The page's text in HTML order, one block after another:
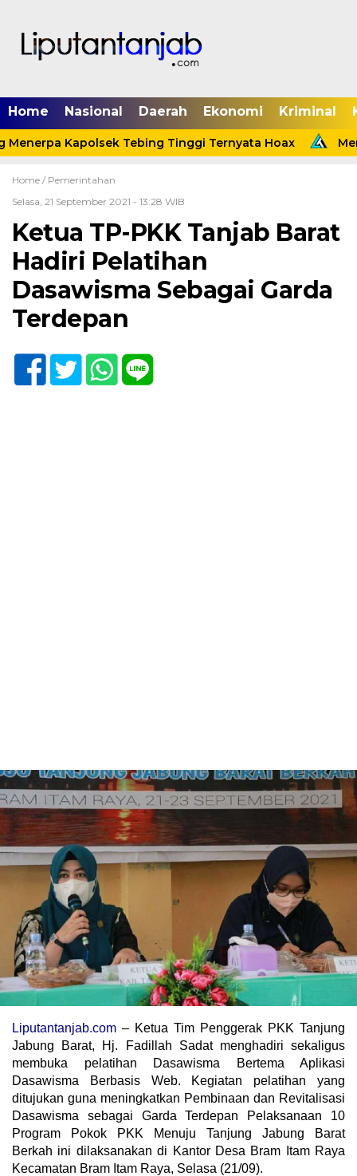
Home Nasional Daerah Ekonomi Kriminal
Kapolsek Tebing Tinggi Ternyata Hoax
Home / Pemerintahan
Selasa, 21 September 2021 - 13:28 WIB
Ketua TP-PKK Tanjab Barat
Hadiri Pelatihan
Dasawisma Sebagai Garda
Terdepan
Liputantanjab.com – Ketua Tim Penggerak PKK Tanjung
Jabung Barat, Hj. Fadillah Sadat menghadiri sekaligus
membuka pelatihan Dasawisma Bertema Aplikasi
Dasawisma Berbasis Web. Kegiatan pelatihan yang
ditujukan guna meningkatkan Pembinaan dan Revitalisasi
Dasawisma sebagai Garda Terdepan Pelaksanaan 10
Program Pokok PKK Menuju Tanjung Jabung Barat
Berkah ini dilaksanakan di Kantor Desa Bram Itam Raya
Kecamatan Bram Itam Raya, Selasa (21/09).